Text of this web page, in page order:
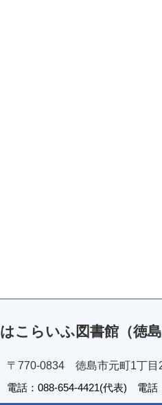
はこらいふ図書館（徳島
〒770-0834 徳島市元町1丁目
電話：088-654-4421(代表) 電話